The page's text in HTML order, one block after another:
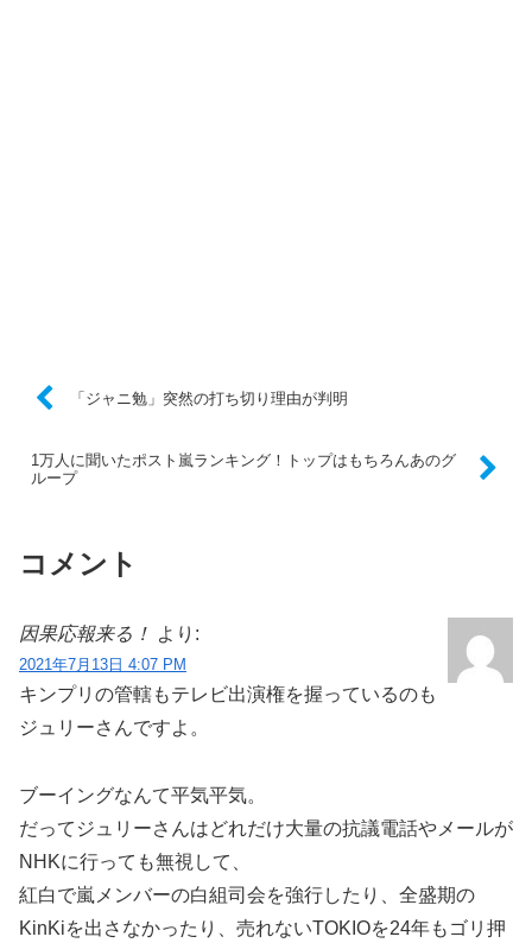
「ジャニ勉」突然の打ち切り理由が判明
1万人に聞いたポスト嵐ランキング！トップはもちろんあのグ
ループ
コメント
因果応報来る！ より:
2021年7月13日 4:07 PM
キンプリの管轄もテレビ出演権を握っているのも
ジュリーさんですよ。
ブーイングなんて平気平気。
だってジュリーさんはどれだけ大量の抗議電話やメールが
NHKに行っても無視して、
紅白で嵐メンバーの白組司会を強行したり、全盛期の
KinKiを出さなかったり、売れないTOKIOを24年もゴリ押